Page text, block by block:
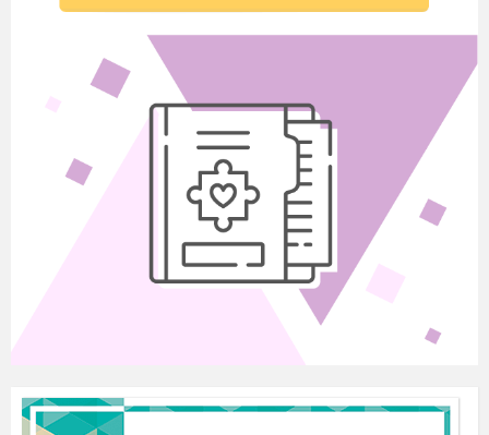
Тема: «Овочі. Праця на
Тема:
«Овочі. Праця на городі»
Звукова культура
мовлення:
1. Звукова культура мовлення:
Розфарбуй чайничок. Та наведи лінії пару
промовляючи склади.
Розфарбуй
чайничок. Та наведи лінії пару промовляючи
(дитина повторює голосно склад за дорослим
декілька разів)
(дитина повторює
голосно склад за дорослим декілька разів)